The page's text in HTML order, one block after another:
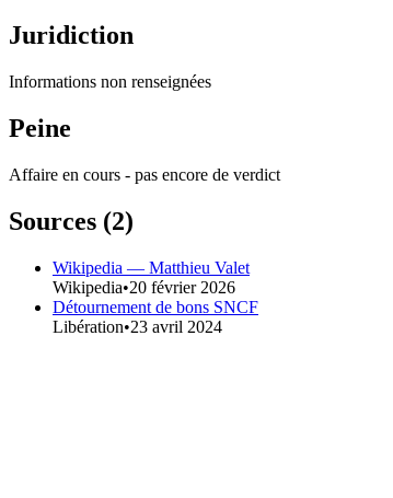
Juridiction
Informations non renseignées
Peine
Affaire en cours - pas encore de verdict
Sources (2)
Wikipedia — Matthieu Valet
Wikipedia•20 février 2026
Détournement de bons SNCF
Libération•23 avril 2024